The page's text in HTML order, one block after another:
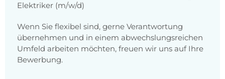
Elektriker (m/w/d)
Wenn Sie flexibel sind, gerne Verantwortung
übernehmen und in einem abwechslungsreichen
Umfeld arbeiten möchten, freuen wir uns auf Ihre
Bewerbung.